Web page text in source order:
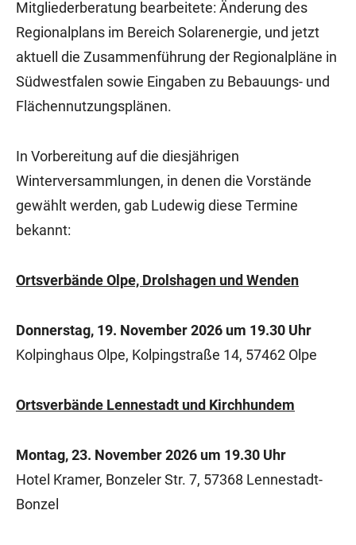
Mitgliederberatung bearbeitete: Änderung des
Regionalplans im Bereich Solarenergie, und jetzt
aktuell die Zusammenführung der Regionalpläne in
Südwestfalen sowie Eingaben zu Bebauungs- und
Flächennutzungsplänen.
In Vorbereitung auf die diesjährigen
Winterversammlungen, in denen die Vorstände
gewählt werden, gab Ludewig diese Termine
bekannt:
Ortsverbände Olpe, Drolshagen und Wenden
Donnerstag, 19. November 2026 um 19.30 Uhr
Kolpinghaus Olpe, Kolpingstraße 14, 57462 Olpe
Ortsverbände Lennestadt und Kirchhundem
Montag, 23. November 2026 um 19.30 Uhr
Hotel Kramer, Bonzeler Str. 7, 57368 Lennestadt-
Bonzel